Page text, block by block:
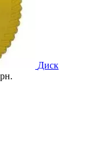
Диск